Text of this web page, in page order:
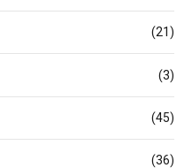
(21)
(3)
(45)
(36)